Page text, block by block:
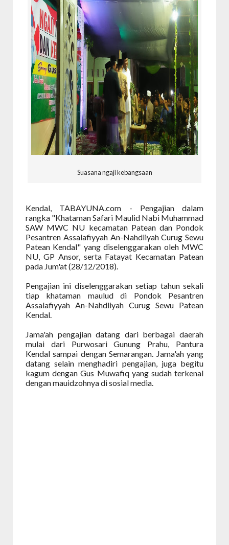
Suasana ngaji kebangsaan
Kendal, TABAYUNA.com - Pengajian dalam
rangka "Khataman Safari Maulid Nabi Muhammad
SAW MWC NU kecamatan Patean dan Pondok
Pesantren Assalafiyyah An-Nahdliyah Curug Sewu
Patean Kendal" yang diselenggarakan oleh MWC
NU, GP Ansor, serta Fatayat Kecamatan Patean
pada Jum'at (28/12/2018).
Pengajian ini diselenggarakan setiap tahun sekali
tiap khataman maulud di Pondok Pesantren
Assalafiyyah An-Nahdliyah Curug Sewu Patean
Kendal.
Jama'ah pengajian datang dari berbagai daerah
mulai dari Purwosari Gunung Prahu, Pantura
Kendal sampai dengan Semarangan. Jama'ah yang
datang selain menghadiri pengajian, juga begitu
kagum dengan Gus Muwafiq yang sudah terkenal
dengan mauidzohnya di sosial media.